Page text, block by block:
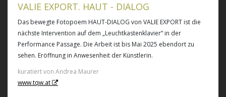
VALIE EXPORT. HAUT - DIALOG
Das bewegte Fotopoem HAUT-DIALOG von VALIE EXPORT ist die
nächste Intervention auf dem „Leuchtkastenklavier“ in der
Performance Passage. Die Arbeit ist bis Mai 2025 ebendort zu
sehen. Eröffnung in Anwesenheit der Künstlerin.
kuratiert von Andrea Maurer
www.tqw.at